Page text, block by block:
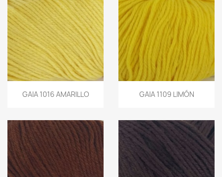
GAIA 1016 AMARILLO GAIA 1109 LIMÓN